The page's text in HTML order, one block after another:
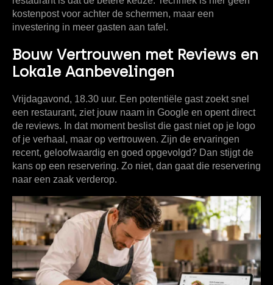
kostenpost voor achter de schermen, maar een
investering in meer gasten aan tafel.
Bouw Vertrouwen met Reviews en
Lokale Aanbevelingen
Vrijdagavond, 18.30 uur. Een potentiële gast zoekt snel
een restaurant, ziet jouw naam in Google en opent direct
de reviews. In dat moment beslist die gast niet op je logo
of je verhaal, maar op vertrouwen. Zijn de ervaringen
recent, geloofwaardig en goed opgevolgd? Dan stijgt de
kans op een reservering. Zo niet, dan gaat die reservering
naar een zaak verderop.